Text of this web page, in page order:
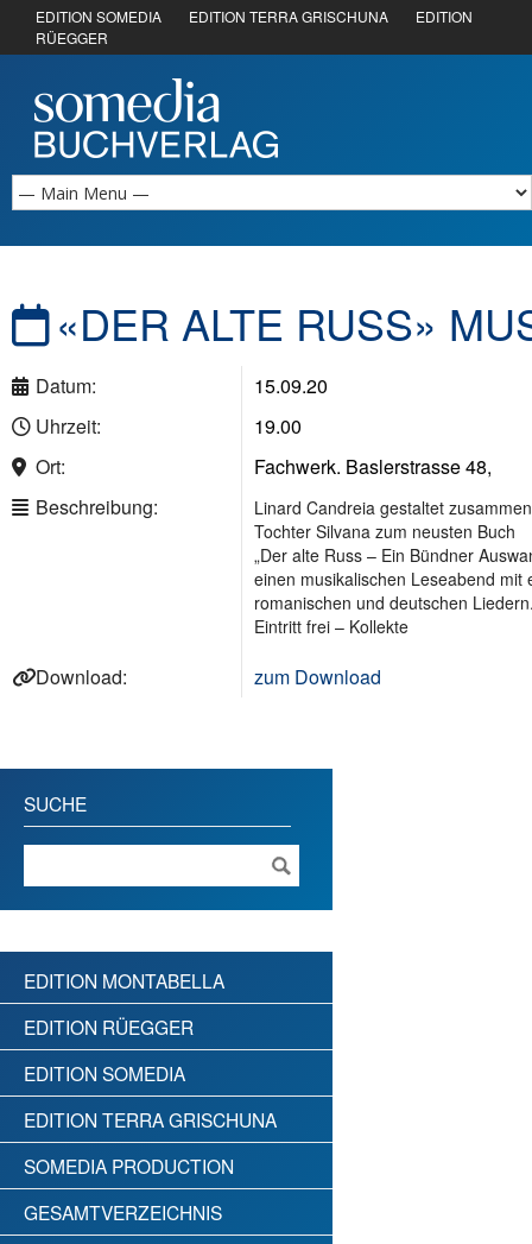
EDITION SOMEDIA EDITION TERRA GRISCHUNA
EDITION
RÜEGGER
«DER ALTE RUSS»
Datum:
15.09.20
Uhrzeit:
19.00
Ort:
Fachwerk. Baslerstrasse 48,
Beschreibung:
Linard Candreia gestaltet
Tochter Silvana zum neusten Buch
„Der alte Russ – Ein Bündner
einen musikalischen Leseabend mit
romanischen und deutschen
Eintritt frei – Kollekte
Download: zum Download
SUCHE
EDITION MONTABELLA
EDITION RÜEGGER
EDITION SOMEDIA
EDITION TERRA GRISCHUNA
SOMEDIA PRODUCTION
GESAMTVERZEICHNIS